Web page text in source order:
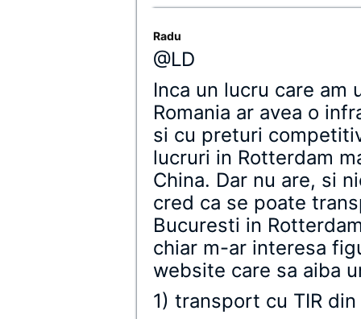
Radu
@LD
Inca un lucru care am
Romania ar avea o
si cu preturi
lucruri in Rotterdam
China. Dar nu are, si
cred ca se poate
Bucuresti in
chiar m-ar interesa
website care sa aiba
1) transport cu TIR